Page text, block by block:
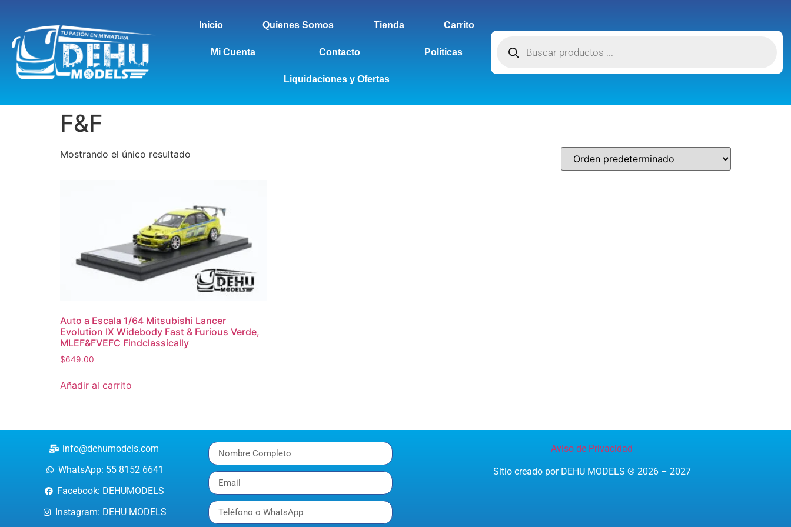
Inicio Quienes Somos Tienda Carrito
Mi Cuenta Contacto Políticas
Liquidaciones y Ofertas
F&F
Mostrando el único resultado
Auto a Escala 1/64 Mitsubishi Lancer
Evolution IX Widebody Fast & Furious Verde,
MLEF&FVEFC Findclassically
$649.00
Añadir al carrito
info@dehumodels.com
WhatsApp: 55 8152 6641
Facebook: DEHUMODELS
Instagram: DEHU MODELS
Aviso de Privacidad
Sitio creado por DEHU MODELS ® 2026 – 2027